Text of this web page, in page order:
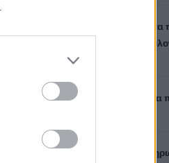
Παρατείνονται
Κρήτη για την
Έκτακτο επίδομα
ΟΠΕΚΑ: Νέα